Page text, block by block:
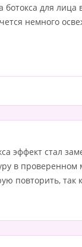
ботокса для
немного
эффект стал
в проверенном
повторить, так